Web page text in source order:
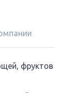
фруктов